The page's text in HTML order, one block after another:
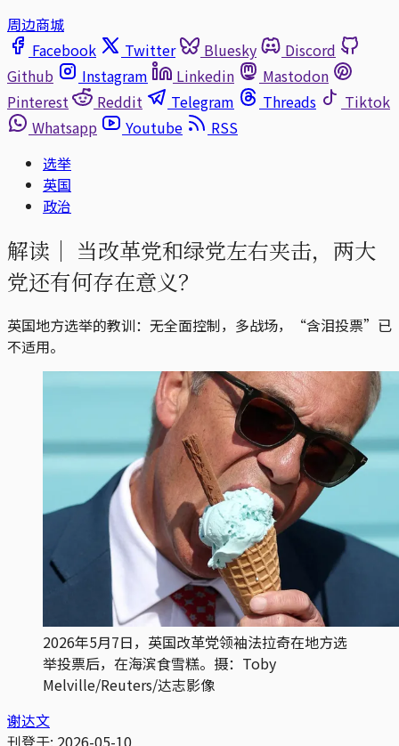
周边商城
Facebook
Twitter Bluesky
Discord
Github
Instagram Linkedin
Mastodon
Pinterest
Reddit Telegram Threads
Tiktok
Whatsapp
Youtube
RSS
选举
英国
政治
解读｜ 当改革党和绿党左右夹击，两大
党还有何存在意义？
英国地方选举的教训：无全面控制，多战场，“含泪投票”已
不适用。
2026年5月7日，英国改革党领袖法拉奇在地方选
举投票后，在海滨食雪糕。摄：Toby
Melville/Reuters/达志影像
谢达文